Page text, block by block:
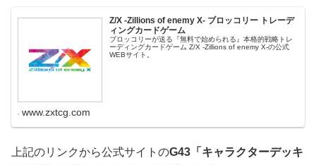
Z/X -Zillions of enemy X- ブロッコリー トレーデ
ィングカードゲーム
ブロッコリーが送る『無料で始められる』本格的戦略トレ
ーディングカードゲーム Z/X -Zillions of enemy X-の公式
WEBサイト。
www.zxtcg.com
上記のリンクから公式サイトのG43「キャラクターデッキ